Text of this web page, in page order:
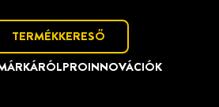
PROINNOVÁCIÓK
TERMÉKKERESŐ